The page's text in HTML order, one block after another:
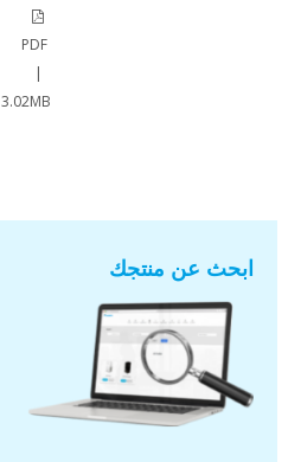
PDF
|
3.02MB
ابحث عن منتجك